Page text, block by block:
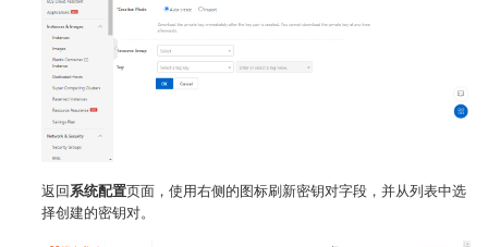
返回系统配置页面，使用右侧的图标刷新密钥对字段，并从列表中选
择创建的密钥对。